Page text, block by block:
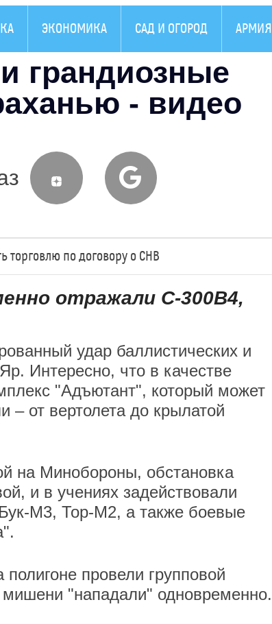
ЭКОНОМИКА САД И ОГОРОД АРМИЯ
грандиозные
- видео
торговлю по договору о СНВ
отражали С-300В4,
удар баллистических и
Интересно, что в качестве
"Адъютант", который может
– от вертолета до крылатой
на Минобороны, обстановка
и в учениях задействовали
М3, Тор-М2, а также боевые
провели групповой
мишени "нападали" одновременно.